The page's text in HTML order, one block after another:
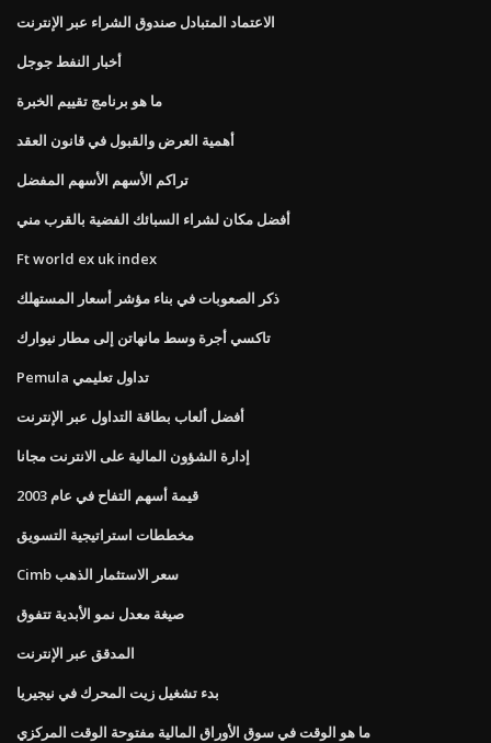
الاعتماد المتبادل صندوق الشراء عبر الإنترنت
أخبار النفط جوجل
ما هو برنامج تقييم الخبرة
أهمية العرض والقبول في قانون العقد
تراكم الأسهم الأسهم المفضل
أفضل مكان لشراء السبائك الفضية بالقرب مني
Ft world ex uk index
ذكر الصعوبات في بناء مؤشر أسعار المستهلك
تاكسي أجرة وسط مانهاتن إلى مطار نيوارك
Pemula تداول تعليمي
أفضل ألعاب بطاقة التداول عبر الإنترنت
إدارة الشؤون المالية على الانترنت مجانا
قيمة أسهم التفاح في عام 2003
مخططات استراتيجية التسويق
Cimb سعر الاستثمار الذهب
صيغة معدل نمو الأبدية تتفوق
المدقق عبر الإنترنت
بدء تشغيل زيت المحرك في نيجيريا
ما هو الوقت في سوق الأوراق المالية مفتوحة الوقت المركزي